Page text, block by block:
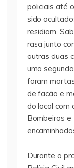
policiais até
sido
residiam.
rasa junto
outras duas
uma
foram
de facão e
do local com
Bombeiros e
Durante o